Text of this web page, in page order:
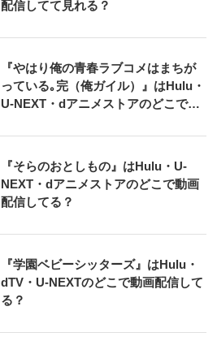
配信してて見れる？
『やはり俺の青春ラブコメはまちが
っている｡完（俺ガイル）』はHulu・
U-NEXT・dアニメストアのどこで動
『そらのおとしもの』はHulu・U-
NEXT・dアニメストアのどこで動画
配信してる？
『学園ベビーシッターズ』はHulu・
dTV・U-NEXTのどこで動画配信して
る？